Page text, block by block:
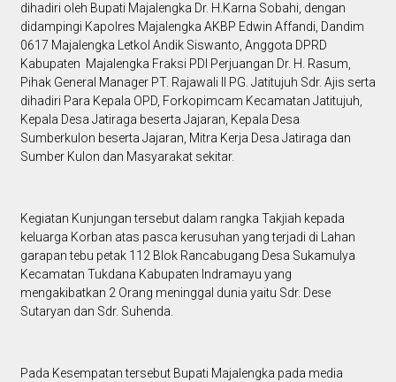
dihadiri oleh Bupati Majalengka Dr. H.Karna Sobahi, dengan
didampingi Kapolres Majalengka AKBP Edwin Affandi, Dandim
0617 Majalengka Letkol Andik Siswanto, Anggota DPRD
Kabupaten Majalengka Fraksi PDI Perjuangan Dr. H. Rasum,
Pihak General Manager PT. Rajawali II PG. Jatitujuh Sdr. Ajis serta
dihadiri Para Kepala OPD, Forkopimcam Kecamatan Jatitujuh,
Kepala Desa Jatiraga beserta Jajaran, Kepala Desa
Sumberkulon beserta Jajaran, Mitra Kerja Desa Jatiraga dan
Sumber Kulon dan Masyarakat sekitar.
Kegiatan Kunjungan tersebut dalam rangka Takjiah kepada
keluarga Korban atas pasca kerusuhan yang terjadi di Lahan
garapan tebu petak 112 Blok Rancabugang Desa Sukamulya
Kecamatan Tukdana Kabupaten Indramayu yang
mengakibatkan 2 Orang meninggal dunia yaitu Sdr. Dese
Sutaryan dan Sdr. Suhenda.
Pada Kesempatan tersebut Bupati Majalengka pada media